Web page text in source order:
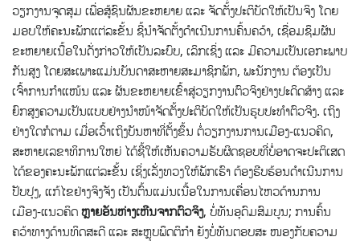
ວຽກງານຈຸດສຸມ ເພື່ອສູ້ຊົນຜັນຂະຫຍາຍ ແລະ ຈັດຕັ້ງປະຕິບັດໃຫ້ເປັນຈິງ ໂດຍ
ມອບໃຫ້ຄະນະພັກແຕ່ລະຂັ້ນ ຊີ້ນໍາຈັດຕັ້ງດໍາເນີນການຄົ້ນຄວ້າ, ເຊື່ອມຊຶມຜັນ
ຂະຫຍາຍເນື້ອໃນດັ່ງກ່າວໃຫ້ເປັນລະບົບ, ເລິກເຊິ່ງ ແລະ ມີຄວາມເປັນເອກະພາບ
ກັນສູງ ໂດຍສະເພາະແມ່ນບັນດາສະຫາຍສະມາຊິກພັກ, ພະນັກງານ ຕ້ອງເປັນ
ເຈົ້າການກຳແໜ້ນ ແລະ ຜັນຂະຫຍາຍເຂົ້າສູ່ວຽກງານຕົວຈິງຢ່າງປະດິດສ້າງ ແລະ
ຍົກສູງຄວາມເປັນແບບຢ່າງນໍາໜ້າຈັດຕັ້ງປະຕິບັດໃຫ້ເປັນຮູບປະທໍາຕົວຈິງ. ເຖິງ
ຢ່າງໃດກໍຕາມ ເມື່ອເວົ້າເຖິງບັນຫາທີ່ຕັ້ງຂຶ້ນ ຕໍ່ວຽກງານການເມືອງ-ແນວຄິດ,
ສະຫາຍເລຂາທິການໃຫຍ່ ໄດ້ຊີ້ໃຫ້ເຫັນຄວາມຮັບຜິດຊອບທີ່ບໍ່ອາດຈະປະຕິເສດ
ໄດ້ຂອງຄະນະພັກແຕ່ລະຂັ້ນ ເຊິ່ງເລັ່ງທວງໃຫ້ພັກເຮົາ ຕ້ອງຮີບຮ້ອນດໍາເນີນການ
ປັບປຸງ, ແກ້ໄຂຢ່າງຈິງຈັງ ເປັນຕົ້ນແມ່ນເນື້ອໃນການເຄື່ອນໄຫວດ້ານການ
ເມືອງ-ແນວຄິດຫຼາຍອັນຫ່າງເຫີນຈາກຕົວຈິງ, ບໍ່ທັນອຸດົມສົມບູນ; ການຄົ້ນ
ຄວ້າທາງດ້ານທິດສະດີ ແລະ ສະຫຼຸບພຶດຕິກຳ ຍັງບໍ່ທັນຕອບສະ ໜອງກັບຄວາມ